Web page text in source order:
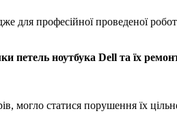
для професійної проведеної
петель ноутбука Dell та їх
могло статися порушення їх